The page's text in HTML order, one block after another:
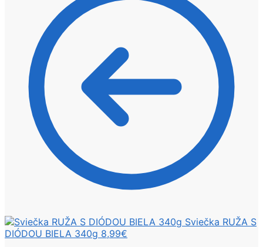
Sviečka RUŽA S
DIÓDOU BIELA 340g 8,99€